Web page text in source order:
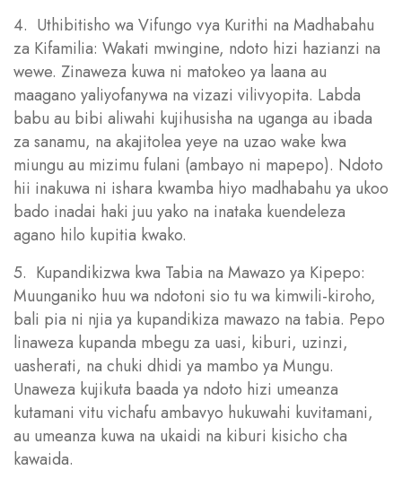
4. Uthibitisho wa Vifungo vya Kurithi na Madhabahu
za Kifamilia: Wakati mwingine, ndoto hizi hazianzi na
wewe. Zinaweza kuwa ni matokeo ya laana au
maagano yaliyofanywa na vizazi vilivyopita. Labda
babu au bibi aliwahi kujihusisha na uganga au ibada
za sanamu, na akajitolea yeye na uzao wake kwa
miungu au mizimu fulani (ambayo ni mapepo). Ndoto
hii inakuwa ni ishara kwamba hiyo madhabahu ya ukoo
bado inadai haki juu yako na inataka kuendeleza
agano hilo kupitia kwako.
5. Kupandikizwa kwa Tabia na Mawazo ya Kipepo:
Muunganiko huu wa ndotoni sio tu wa kimwili-kiroho,
bali pia ni njia ya kupandikiza mawazo na tabia. Pepo
linaweza kupanda mbegu za uasi, kiburi, uzinzi,
uasherati, na chuki dhidi ya mambo ya Mungu.
Unaweza kujikuta baada ya ndoto hizi umeanza
kutamani vitu vichafu ambavyo hukuwahi kuvitamani,
au umeanza kuwa na ukaidi na kiburi kisicho cha
kawaida.